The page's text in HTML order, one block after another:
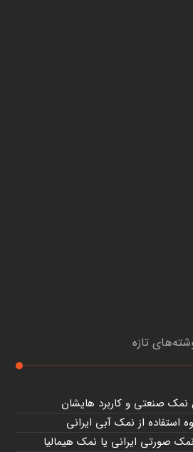
تازه
نمک صنعتی و کاربرد هایشان
استفاده از نمک آبی ایرانی
صورتی ایرانی یا نمک هیمالیا